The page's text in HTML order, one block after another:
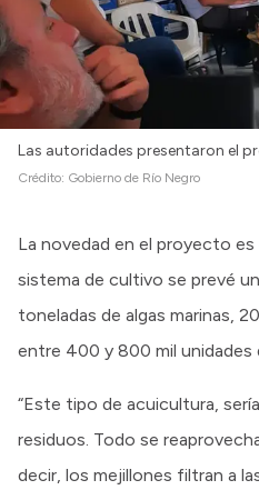
Las autoridades presentaron el
Crédito: Gobierno de Río Negro
La novedad en el proyecto
sistema de cultivo se prevé
toneladas de algas marinas,
entre 400 y 800 mil unidades
“Este tipo de acuicultura,
residuos. Todo se
decir, los mejillones filtran a